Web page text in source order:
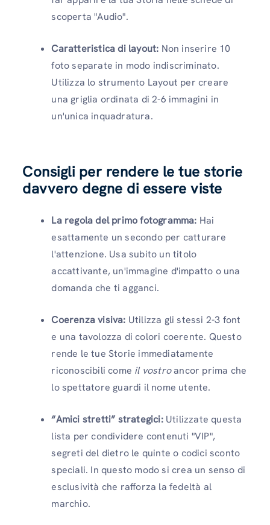
scoperta "Audio".
Caratteristica di layout: Non inserire 10
foto separate in modo indiscriminato.
Utilizza lo strumento Layout per creare
una griglia ordinata di 2-6 immagini in
un'unica inquadratura.
Consigli per rendere le tue storie
davvero degne di essere viste
La regola del primo fotogramma: Hai
esattamente un secondo per catturare
l'attenzione. Usa subito un titolo
accattivante, un'immagine d'impatto o una
domanda che ti agganci.
Coerenza visiva: Utilizza gli stessi 2-3 font
e una tavolozza di colori coerente. Questo
rende le tue Storie immediatamente
riconoscibili come il vostroancor prima che
lo spettatore guardi il nome utente.
“Amici stretti” strategici:Utilizzate questa
lista per condividere contenuti "VIP",
segreti del dietro le quinte o codici sconto
speciali. In questo modo si crea un senso di
esclusività che rafforza la fedeltà al
marchio.